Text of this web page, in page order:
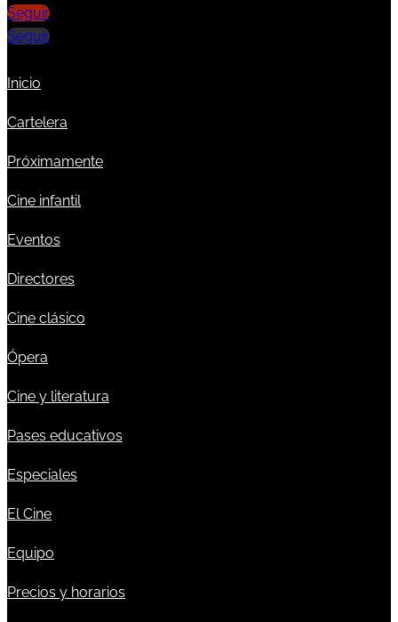
Seguir
Seguir
Inicio
Cartelera
Próximamente
Cine infantil
Eventos
Directores
Cine clásico
Ópera
Cine y literatura
Pases educativos
Especiales
El Cine
Equipo
Precios y horarios